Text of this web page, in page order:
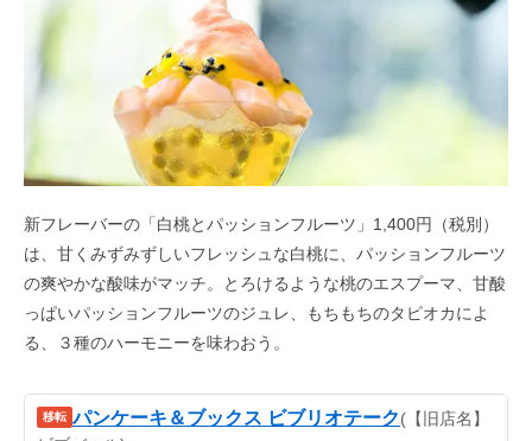
新フレーバーの「白桃とパッションフルーツ」1,400円（税別）
は、甘くみずみずしいフレッシュな白桃に、パッションフルーツ
の爽やかな酸味がマッチ。とろけるような桃のエスプーマ、甘酸
っぱいパッションフルーツのジュレ、もちもちのタピオカによ
る、３種のハーモニーを味わおう。